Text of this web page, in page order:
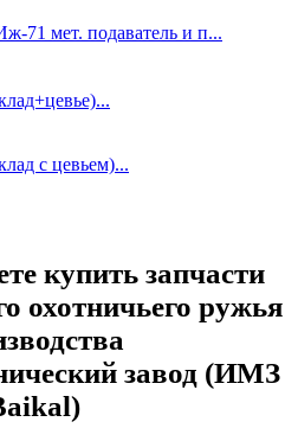
71 мет. подаватель и п...
с цевьем)...
купить запчасти
охотничьего ружья
завод (ИМЗ